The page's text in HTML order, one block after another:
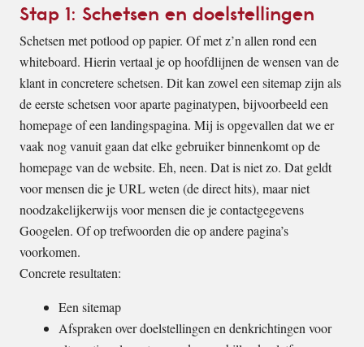
Stap 1: Schetsen en doelstellingen
Schetsen met potlood op papier. Of met z’n allen rond een
whiteboard. Hierin vertaal je op hoofdlijnen de wensen van de
klant in concretere schetsen. Dit kan zowel een sitemap zijn als
de eerste schetsen voor aparte paginatypen, bijvoorbeeld een
homepage of een landingspagina. Mij is opgevallen dat we er
vaak nog vanuit gaan dat elke gebruiker binnenkomt op de
homepage van de website. Eh, neen. Dat is niet zo. Dat geldt
voor mensen die je URL weten (de direct hits), maar niet
noodzakelijkerwijs voor mensen die je contactgegevens
Googelen. Of op trefwoorden die op andere pagina’s
voorkomen.
Concrete resultaten:
Een sitemap
Afspraken over doelstellingen en denkrichtingen voor